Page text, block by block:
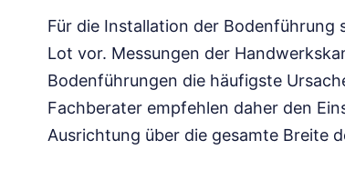
Für die Installation der Bodenführung
Lot vor. Messungen der
Bodenführungen die häufigste
Fachberater empfehlen daher den
Ausrichtung über die gesamte Breite